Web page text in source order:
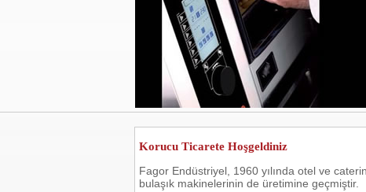
Korucu Ticarete Hoşgeldiniz
Fagor Endüstriyel, 1960 yılında otel ve
bulaşık makinelerinin de üretimine geçmiştir.